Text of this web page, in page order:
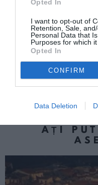
Opted In
I want to opt-out of
Retention, Sale,
Personal Data that
Purposes for which it
Opted In
CONFIRM
Data Deletion
Articolul anterior
Adrian Năstase,
Dacă aş fi în
preşedintele
Următorul articol
AȚI